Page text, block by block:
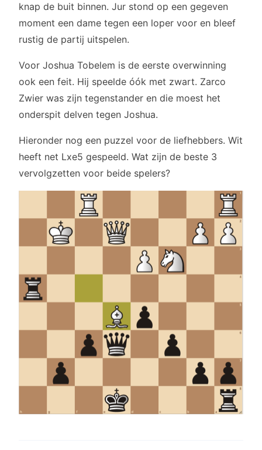
knap de buit binnen. Jur stond op een gegeven
moment een dame tegen een loper voor en bleef
rustig de partij uitspelen.
Voor Joshua Tobelem is de eerste overwinning
ook een feit. Hij speelde óók met zwart. Zarco
Zwier was zijn tegenstander en die moest het
onderspit delven tegen Joshua.
Hieronder nog een puzzel voor de liefhebbers. Wit
heeft net Lxe5 gespeeld. Wat zijn de beste 3
vervolgzetten voor beide spelers?